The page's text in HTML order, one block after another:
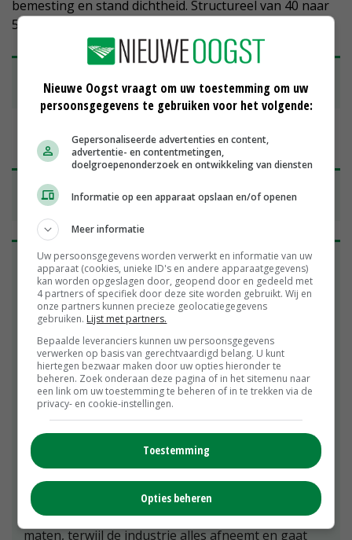
bemesting en stand dichtheid. Structureel van 40 naar
55 ton levert een enorme winst op.'
schapruimte
Grootschalige bataatteelt vraagt om
mechanisering
Pieter Verschure heeft in Aarle-Rixtel en Horst een
bloemenkwekerij en vollegrondsgroentebedrijf. In
Portugal stuitte hij vijf jaar geleden op de bataat.
De teelt op zijn bedrijf werd stapsgewijs
opgeschaald van 1,5 naar 35 hectare. Verschure:
'Dit betekent steeds meer mechanisering. Een
Struik-rijenfrees maakt 75 centimeterruggen en
daar wordt afbreekbaar biofolie over getrokken.
Tegen het onkruid spuit ik met een zelfontworpen
strokenspuit. Een preiponsmachine maakt de
plantgaten. Het planten van de stekken is
handwerk.' Verschure teelt voor de industrie en
rooit met een aardappelrooier. 'Kleine
beschadigingen zijn geen bezwaar, mits de bataten
direct worden verwerkt', weet de teler. 'Voor de
retail zie ik kansen. Dit segment vraagt juist kleine
maten, terwijl de industrie alles afneemt en gaat
Nieuwe Oogst vraagt om uw toestemming om uw
persoonsgegevens te gebruiken voor het volgende:
Gepersonaliseerde advertenties en content,
advertentie- en contentmetingen,
doelgroepenonderzoek en ontwikkeling van diensten
Informatie op een apparaat opslaan en/of openen
Meer informatie
Uw persoonsgegevens worden verwerkt en informatie van uw
apparaat (cookies, unieke ID's en andere apparaatgegevens)
kan worden opgeslagen door, geopend door en gedeeld met
4 partners of specifiek door deze site worden gebruikt. Wij en
onze partners kunnen precieze geolocatiegegevens
gebruiken. Lijst met partners.
Bepaalde leveranciers kunnen uw persoonsgegevens
verwerken op basis van gerechtvaardigd belang. U kunt
hiertegen bezwaar maken door uw opties hieronder te
beheren. Zoek onderaan deze pagina of in het sitemenu naar
een link om uw toestemming te beheren of in te trekken via de
privacy- en cookie-instellingen.
Toestemming
Opties beheren